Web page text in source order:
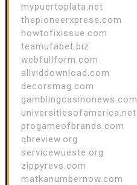
mypuertoplata.net
thepioneerxpress.com
howtofixissue.com
teamufabet.biz
webfullform.com
allviddownload.com
decorsmag.com
gamblingcasinonews.com
universitiesofamerica.net
progameofbrands.com
qbreview.org
servicewueste.org
zippyrevs.com
matkanumbernow.com